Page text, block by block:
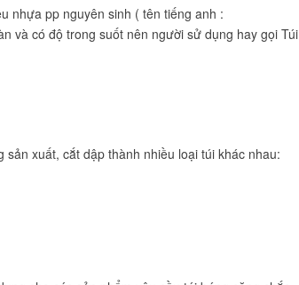
nhựa pp nguyên sinh ( tên tiếng anh :
và có độ trong suốt nên người sử dụng hay gọi Túi
xuất, cắt dập thành nhiều loại túi khác nhau: